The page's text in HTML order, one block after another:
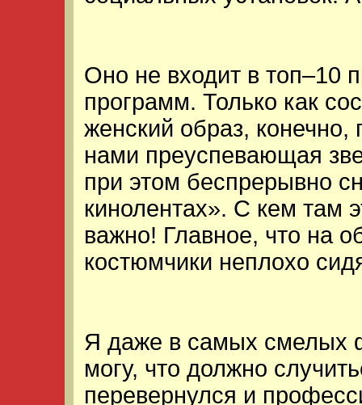
Оно не входит в топ–10
программ. Только как
женский образ, конечно,
нами преуспевающая
при этом беспрерывно
кинолентах». С кем там
важно! Главное, что на
костюмчики неплохо
Я даже в самых смелых
могу, что должно
перевернулся и